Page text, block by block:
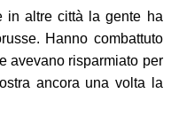
in altre città la gente ha
Hanno combattuto
avevano risparmiato per
ancora una volta la